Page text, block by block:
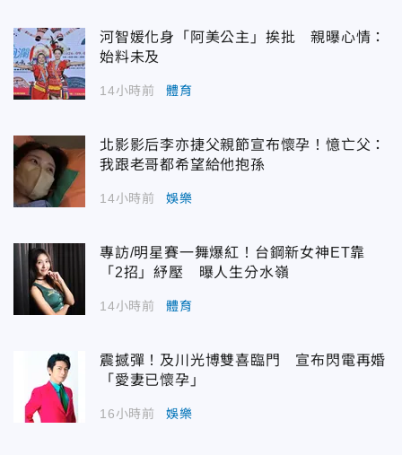
河智媛化身「阿美公主」挨批 親曝心情：
始料未及
14小時前 體育
北影影后李亦捷父親節宣布懷孕！憶亡父：
我跟老哥都希望給他抱孫
14小時前 娛樂
專訪/明星賽一舞爆紅！台鋼新女神ET靠
「2招」紓壓 曝人生分水嶺
14小時前 體育
震撼彈！及川光博雙喜臨門 宣布閃電再婚
「愛妻已懷孕」
16小時前 娛樂